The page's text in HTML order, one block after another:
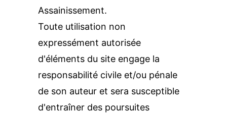
Assainissement.
Toute utilisation non
expressément autorisée
d'éléments du site engage la
responsabilité civile et/ou pénale
de son auteur et sera susceptible
d'entraîner des poursuites